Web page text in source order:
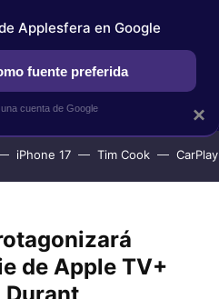
APPLESFERA SELECCIÓN
iPhone 17 Tim Cook CarPlay
de Apple TV+
×
Applesfera en Google
fuente preferida
cuenta de Google